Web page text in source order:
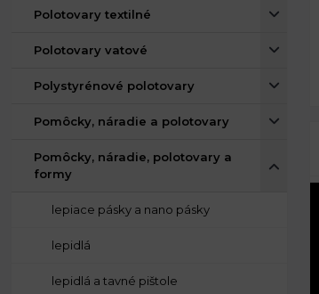
Polotovary textilné
Polotovary vatové
Polystyrénové polotovary
Pomôcky, náradie a polotovary
Pomôcky, náradie, polotovary a
formy
lepiace pásky a nano pásky
lepidlá
lepidlá a tavné pištole